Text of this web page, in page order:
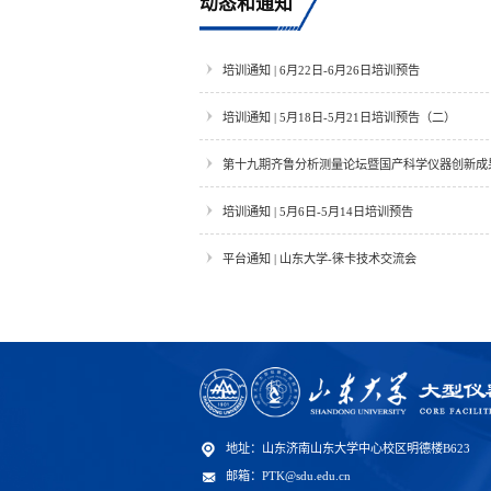
培训通知 | 6月22日-6月26日培训预告
培训通知 | 5月18日-5月21日培训预告（二）
第十九期齐鲁分析测量论坛暨国产科学仪器创新
培训通知 | 5月6日-5月14日培训预告
平台通知 | 山东大学-徕卡技术交流会
地址：山东济南山东大学中心校区明德楼B623
邮箱：PTK@sdu.edu.cn